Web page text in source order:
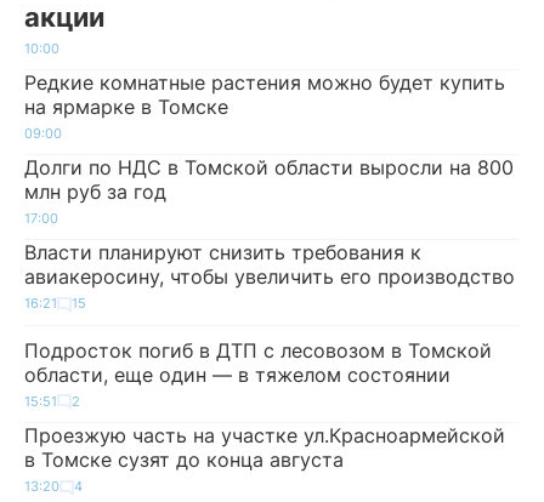
акции
10:00
Редкие комнатные растения можно будет купить
на ярмарке в Томске
09:00
Долги по НДС в Томской области выросли на 800
млн руб за год
17:00
Власти планируют снизить требования к
авиакеросину, чтобы увеличить его производство
16:21 15
Подросток погиб в ДТП с лесовозом в Томской
области, еще один — в тяжелом состоянии
15:51 2
Проезжую часть на участке ул.Красноармейской
в Томске сузят до конца августа
13:20 4